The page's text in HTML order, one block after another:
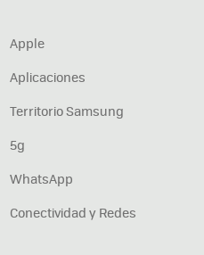
Apple
Aplicaciones
Territorio Samsung
5g
WhatsApp
Conectividad y Redes